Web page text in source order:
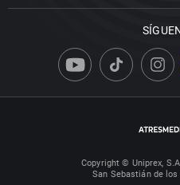
Copyright © Uniprex,
San Sebastián de